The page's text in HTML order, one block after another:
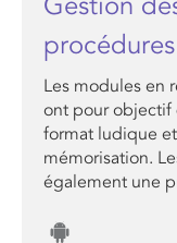
procédures
Les modules en
ont pour objectif
format ludique
mémorisation.
également une